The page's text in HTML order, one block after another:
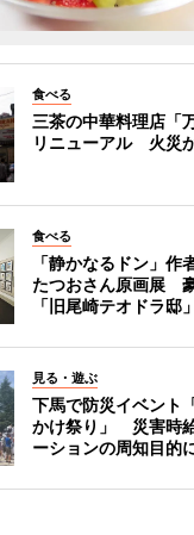
食べる
三茶の中華料理店「
リニューアル 火災
食べる
「静かなるドン」作
たつおさん原画展
「旧尾崎テオドラ邸
見る・遊ぶ
下馬で防災イベント
かけ祭り」 災害時
ーションの周知目的